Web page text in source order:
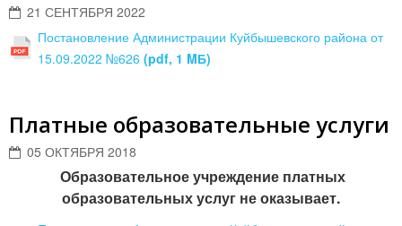
21 СЕНТЯБРЯ 2022
Постановление Администрации Куйбышевского района от
15.09.2022 №626 (pdf, 1 MБ)
Платные образовательные услуги
05 ОКТЯБРЯ 2018
Образовательное учреждение платных
образовательных услуг не оказывает.